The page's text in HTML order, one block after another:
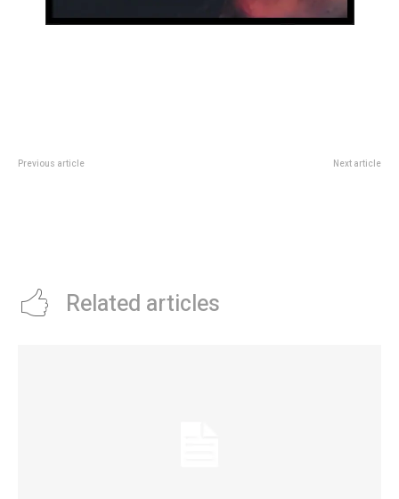
Previous article Next article
Related articles